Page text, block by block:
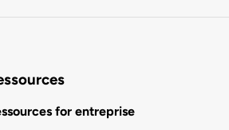
for entreprise